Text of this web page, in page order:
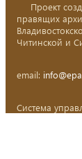
Проект
правящих
Читинской и
email:
Система